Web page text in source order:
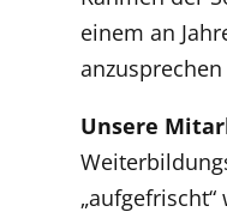
einem an
Unsere